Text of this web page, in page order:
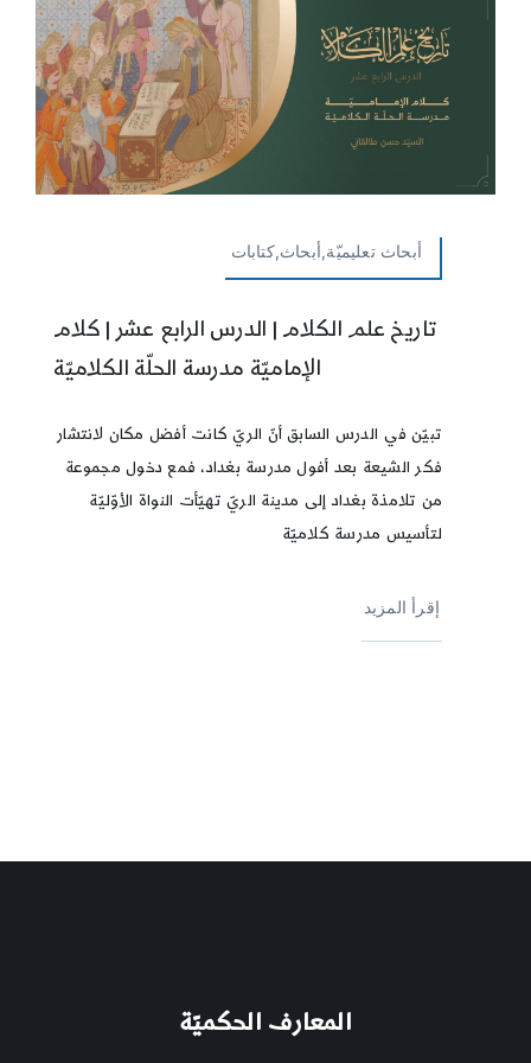
أبحاث تعليميّة,أبحاث,كتابات
تاريخ علم الكلام | الدرس الرابع عشر | كلام
الإماميّة مدرسة الحلّة الكلاميّة
تبيّن في الدرس السابق أنّ الريّ كانت أفضل مكان لانتشار
فكر الشيعة بعد أفول مدرسة بغداد، فمع دخول مجموعة
من تلامذة بغداد إلى مدينة الريّ تهيّأت النواة الأوّليّة
لتأسيس مدرسة كلاميّة
إقرأ المزيد
المعارف الحكميّة